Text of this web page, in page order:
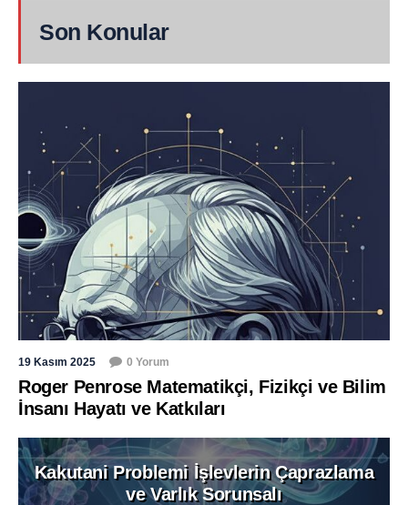
Son Konular
19 Kasım 2025 0 Yorum
Roger Penrose Matematikçi, Fizikçi ve Bilim
İnsanı Hayatı ve Katkıları
Kakutani Problemi İşlevlerin Çaprazlama
ve Varlık Sorunsalı